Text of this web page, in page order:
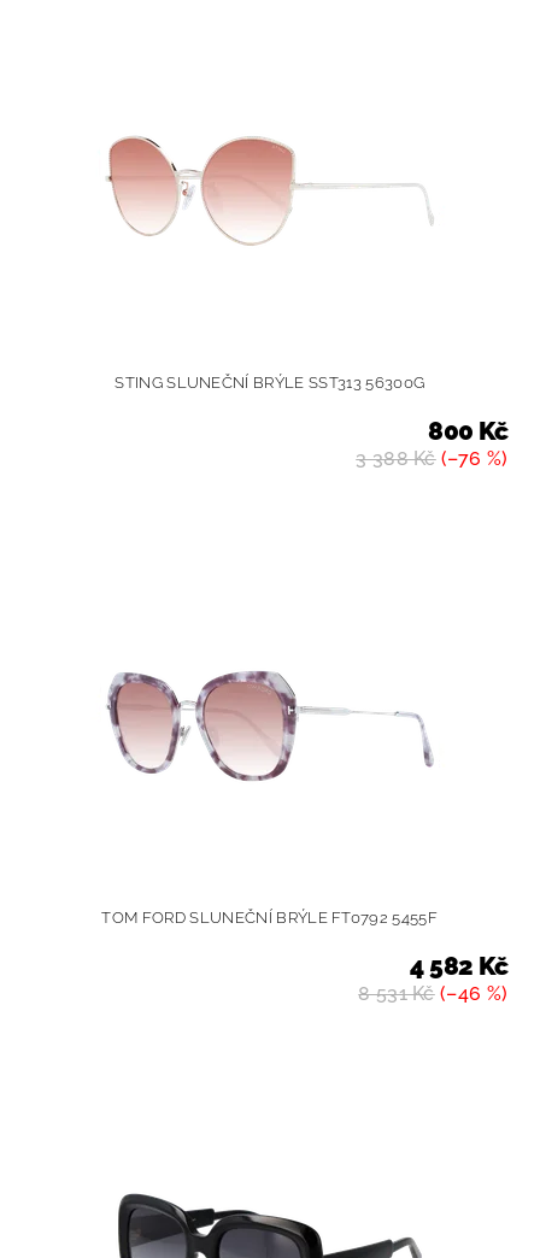
STING SLUNEČNÍ BRÝLE SST313 56300G
3 388 Kč(–76 %)
800 Kč
TOM FORD SLUNEČNÍ BRÝLE FT0792 5455F
8 531 Kč(–46 %)
4 582 Kč